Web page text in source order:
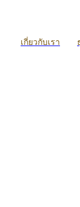
เกี่ยวกับเรา